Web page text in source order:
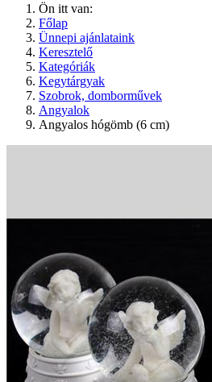
Ön itt van:
Főlap
Ünnepi ajánlataink
Keresztelő
Kategóriák
Kegytárgyak
Szobrok, domborművek
Angyalok
Angyalos hógömb (6 cm)